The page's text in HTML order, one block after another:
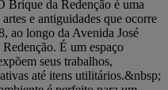
Brique da Redenção é uma
e antiguidades que ocorre
ao longo da Avenida José
É um espaço
seus trabalhos,
até itens utilitários.&nbsp;